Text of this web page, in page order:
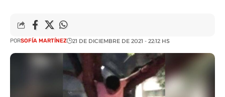
PORSOFÍA MARTÍNEZ 21 DE DICIEMBRE DE 2021 - 22:12 HS